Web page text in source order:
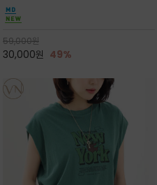
아(Sepia)나 파스텔 톤의 해변 풍경으로 세련
된 뮤트톤 컬러 팔레트로 빈티지한 무드의 선샤
인 프린트가 더해져 담백하면서도 감각
59,000원
30,000원 49%